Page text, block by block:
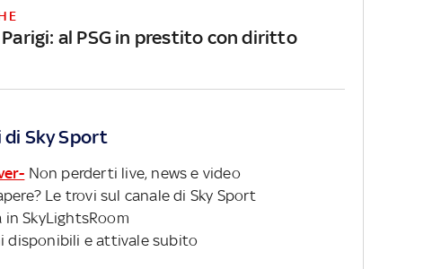
Parigi: al PSG in prestito con diritto
Sky Sport
Non perderti live, news e video
Le trovi sul canale di Sky Sport
in SkyLightsRoom
disponibili e attivale subito